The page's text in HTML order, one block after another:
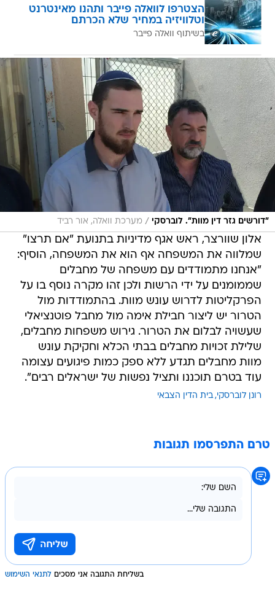
הצטרפו לוואלה פייבר ותהנו מאינטרנט
וטלוויזיה במחיר שלא הכרתם
בשיתוף וואלה פייבר
"דורשים גזר דין מוות". לוברסקי / מערכת וואלה, אור רביד
אלון שוורצר, ראש אגף מדיניות בתנועת "אם תרצו"
שמלווה את המשפחה אף הוא את המשפחה, הוסיף:
"אנחנו מתמודדים עם משפחה של מחבלים
שממומנים על ידי הרשות ולכן זהו מקרה נוסף בו על
הפרקליטות לדרוש עונש מוות. בהתמודדות מול
הטרור יש ליצור חבילת אימה מול מחבל פוטנציאלי
שעשויה לבלום את הטרור. גירוש משפחות מחבלים,
שלילת זכויות מחבלים בבתי הכלא וחקיקת עונש
מוות מחבלים תגדע ללא ספק כמות פיגועים עצומה
עוד בטרם תוכננו ותציל נפשות של ישראלים רבים".
רונן לוברסקי בית הדין הצבאי
טרם התפרסמו תגובות
בשליחת התגובה אני מסכים לתנאי השימוש